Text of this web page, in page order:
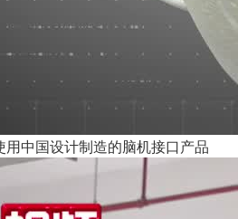
中国设计制造的脑机接口产品